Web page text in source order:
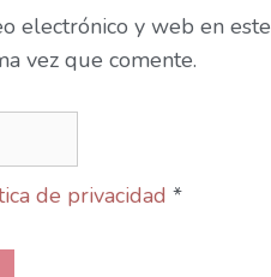
electrónico y web en este
vez que comente.
de privacidad *